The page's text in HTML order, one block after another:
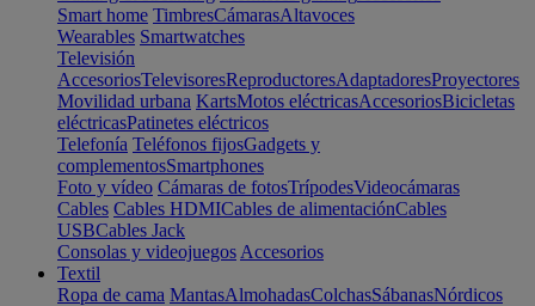
Smart home TimbresCámarasAltavoces
Wearables Smartwatches
Televisión
AccesoriosTelevisoresReproductoresAdaptadoresProyectores
Movilidad urbana KartsMotos eléctricasAccesoriosBicicletas
eléctricasPatinetes eléctricos
Telefonía Teléfonos fijosGadgets y
complementosSmartphones
Foto y vídeo Cámaras de fotosTrípodesVideocámaras
Cables Cables HDMICables de alimentaciónCables
USBCables Jack
Consolas y videojuegos Accesorios
Textil
Ropa de cama MantasAlmohadasColchasSábanasNórdicos